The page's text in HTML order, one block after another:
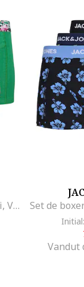
Set 3 perechi boxeri barbati, Verde,
Vandut